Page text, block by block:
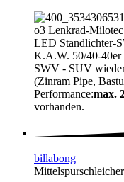
o3 Lenkrad-
LED Standlichter-
K.A.W. 50/40-
SWV - SUV
(Zinram Pipe,
Performance:max.
vorhanden.
billabong
Mittelspurschleicher